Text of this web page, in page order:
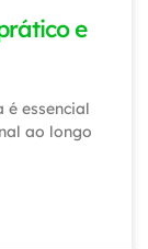
e
essencial
ao longo